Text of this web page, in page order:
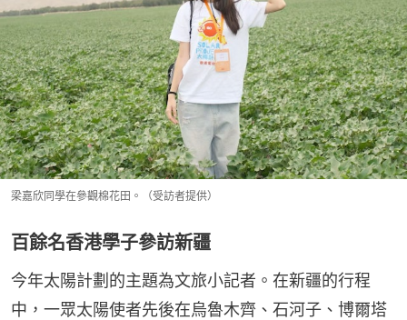
梁嘉欣同學在參觀棉花田。（受訪者提供）
百餘名香港學子參訪新疆
今年太陽計劃的主題為文旅小記者。在新疆的行程
中，一眾太陽使者先後在烏魯木齊、石河子、博爾塔